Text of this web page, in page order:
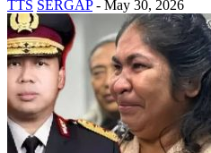
TTS SERGAP - May 30, 2026